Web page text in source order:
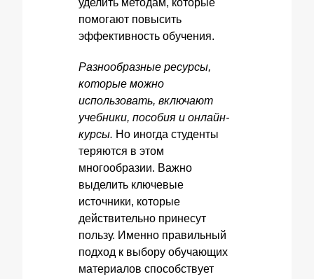
уделить методам, которые
помогают повысить
эффективность обучения.
Разнообразные ресурсы,
которые можно
использовать, включают
учебники, пособия и онлайн-
курсы. Но иногда студенты
теряются в этом
многообразии. Важно
выделить ключевые
источники, которые
действительно принесут
пользу. Именно правильный
подход к выбору обучающих
материалов способствует